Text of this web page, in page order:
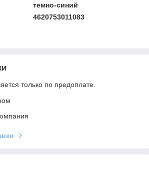
темно-синий
4620753011083
только по предоплате.